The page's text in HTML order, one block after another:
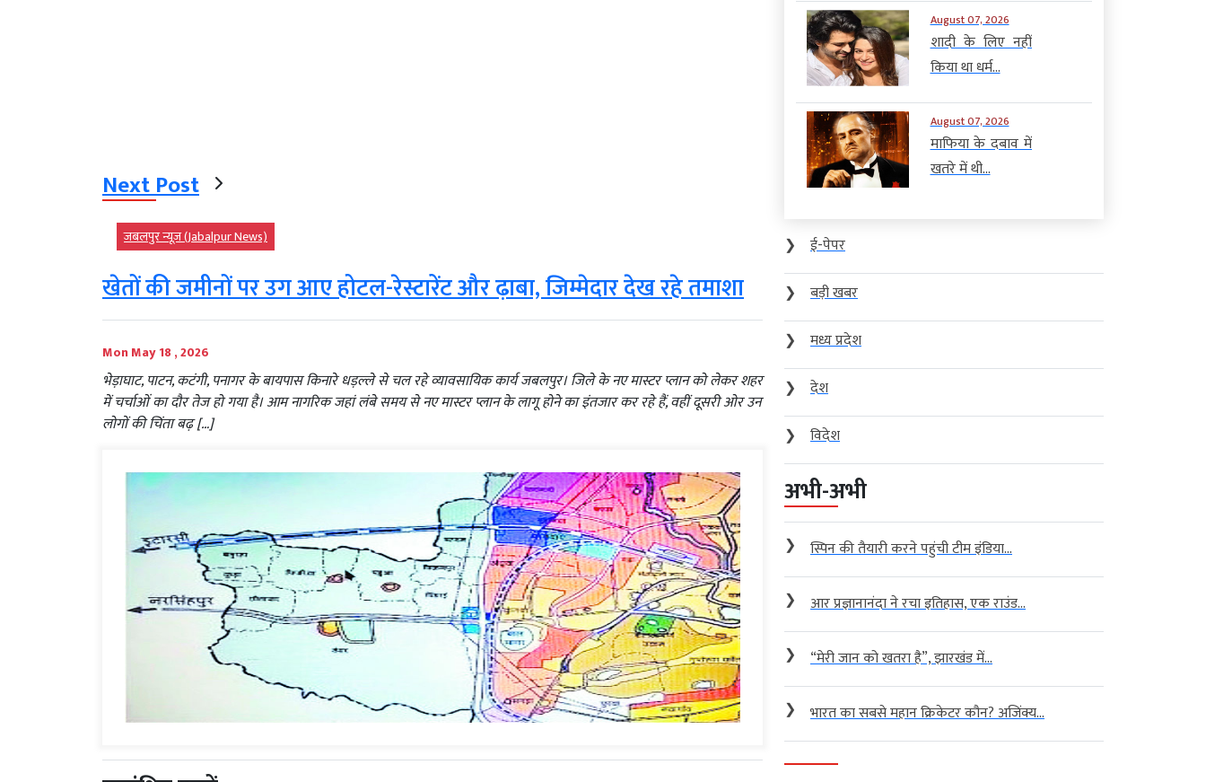
Next Post
जबलपुर न्यूज़ (Jabalpur News)
खेतों की जमीनों पर उग आए होटल-रेस्टारेंट और ढ़ाबा, जिम्मेदार देख रहे तमाशा
Mon May 18 , 2026
भेड़ाघाट, पाटन, कटंगी, पनागर के बायपास किनारे धड़ल्ले से चल रहे व्यावसायिक कार्य जबलपुर। जिले के नए मास्टर प्लान को लेकर शहर
में चर्चाओं का दौर तेज हो गया है। आम नागरिक जहां लंबे समय से नए मास्टर प्लान के लागू होने का इंतजार कर रहे हैं, वहीं दूसरी ओर उन
लोगों की चिंता बढ़ […]
August 07, 2026
शादी के लिए नहीं
किया था धर्म...
August 07, 2026
माफिया के दबाव में
खतरे में थी...
❯
ई-पेपर
❯
बड़ी खबर
❯
मध्य प्रदेश
❯
देश
❯
विदेश
अभी-अभी
❯ स्पिन की तैयारी करने पहुंची टीम इंडिया...
❯ आर प्रज्ञानानंदा ने रचा इतिहास, एक राउंड...
❯ “मेरी जान को खतरा है”, झारखंड में...
❯ भारत का सबसे महान क्रिकेटर कौन? अजिंक्य...